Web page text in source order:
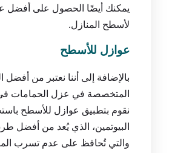
يمكنك أيضًا الحصول على أفضل
لأسطح المنازل.
عوازل للأسطح
بالإضافة إلى أننا نعتبر من
المتخصصة في عزل الحمامات في
نقوم بتطبيق عوازل للأسطح
البيوتمين، الذي يُعد من أفضل
والتي تُحافظ على عدم تسرب